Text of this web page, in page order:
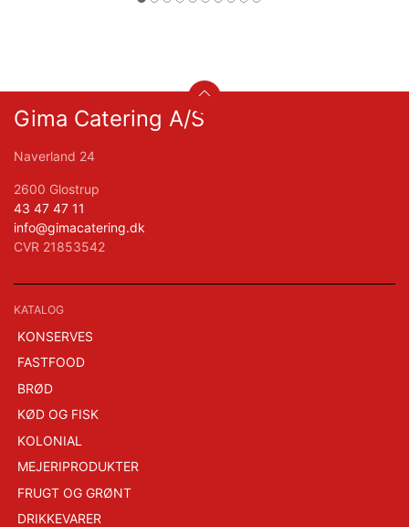
Gima Catering A/S
Naverland 24
2600 Glostrup
43 47 47 11
info@gimacatering.dk
CVR 21853542
KATALOG
KONSERVES
FASTFOOD
BRØD
KØD OG FISK
KOLONIAL
MEJERIPRODUKTER
FRUGT OG GRØNT
DRIKKEVARER